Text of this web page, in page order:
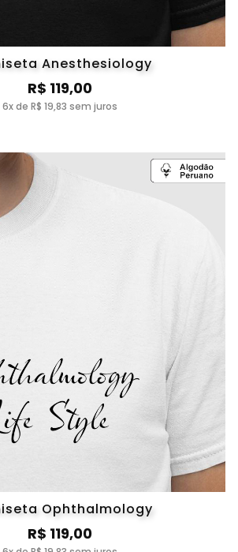
Anesthesiology
R$ 119,00
6x de R$ 19,83 sem juros
Ophthalmology
R$ 119,00